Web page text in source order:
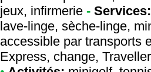
jeux, infirmerie - Services:
lave-linge, sèche-linge,
accessible par transports
Express, change,